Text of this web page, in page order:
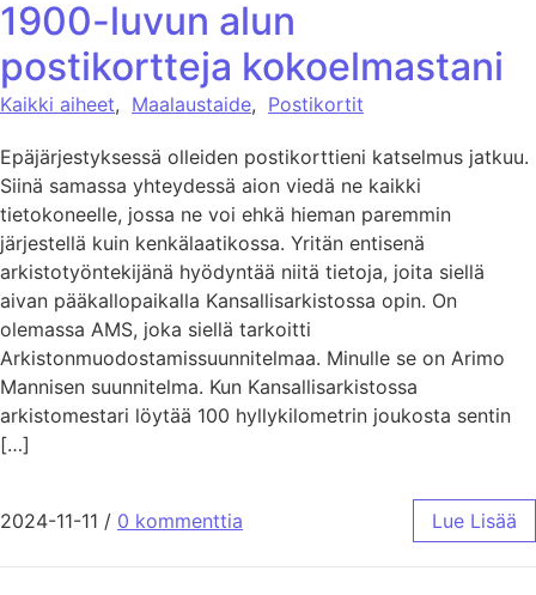
1900-luvun alun
postikortteja kokoelmastani
Kaikki aiheet, Maalaustaide, Postikortit
Epäjärjestyksessä olleiden postikorttieni katselmus jatkuu.
Siinä samassa yhteydessä aion viedä ne kaikki
tietokoneelle, jossa ne voi ehkä hieman paremmin
järjestellä kuin kenkälaatikossa. Yritän entisenä
arkistotyöntekijänä hyödyntää niitä tietoja, joita siellä
aivan pääkallopaikalla Kansallisarkistossa opin. On
olemassa AMS, joka siellä tarkoitti
Arkistonmuodostamissuunnitelmaa. Minulle se on Arimo
Mannisen suunnitelma. Kun Kansallisarkistossa
arkistomestari löytää 100 hyllykilometrin joukosta sentin
[…]
2024-11-11 / 0 kommenttia Lue Lisää